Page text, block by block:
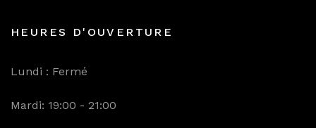
HEURES D'OUVERTURE
Lundi : Fermé
Mardi: 19:00 - 21:00